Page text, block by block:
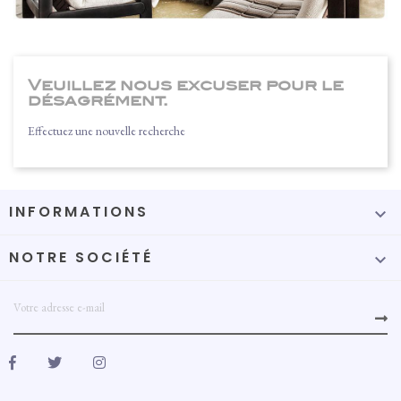
Veuillez nous excuser pour le
désagrément.
Effectuez une nouvelle recherche
INFORMATIONS 
NOTRE SOCIÉTÉ 